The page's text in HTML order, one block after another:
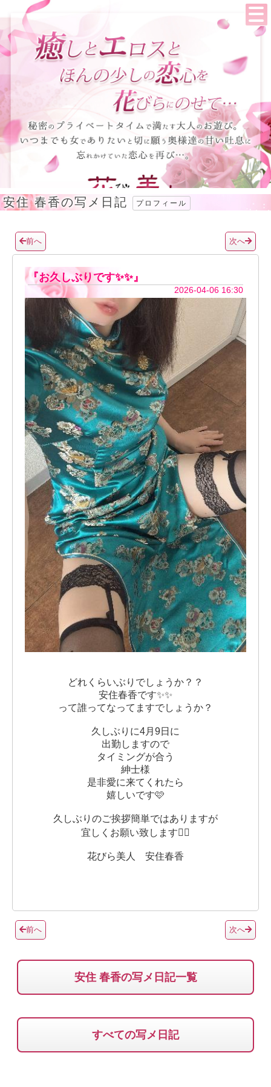
安住 春香の写メ日記 プロフィール
前へ 次へ
『お久しぶりです✨✨』
2026-04-06 16:30
どれくらいぶりでしょうか？？
安住春香です✨✨
って誰ってなってますでしょうか？
久しぶりに4月9日に
出勤しますので
タイミングが合う
紳士様
是非愛に来てくれたら
嬉しいです🩷
久しぶりのご挨拶簡単ではありますが
宜しくお願い致します🙇‍♀️
花びら美人 安住春香
前へ 次へ
安住 春香の写メ日記一覧
すべての写メ日記